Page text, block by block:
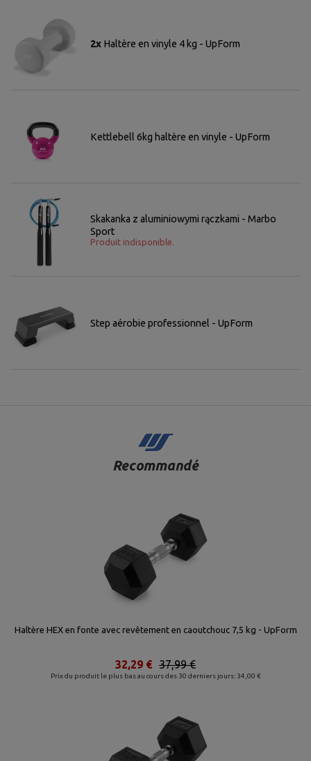
2x Haltère en vinyle 4 kg - UpForm
Kettlebell 6kg haltère en vinyle - UpForm
Skakanka z aluminiowymi rączkami - Marbo
Sport
Produit indisponible.
Step aérobie professionnel - UpForm
Recommandé
Haltère HEX en fonte avec revêtement en caoutchouc 7,5 kg - UpForm
Prix du produit le plus bas au cours des 30 derniers jours: 34,00 €
37,99 €
32,29 €